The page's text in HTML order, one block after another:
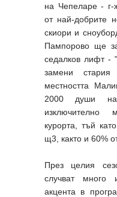
на Чепеларе - г-
от най-добрите
скиори и
Пампорово ще
седалков лифт -
замени
местността
2000 души
изключително
курорта, тъй
щ3, както и 60%
През целия
случват много
акцента в